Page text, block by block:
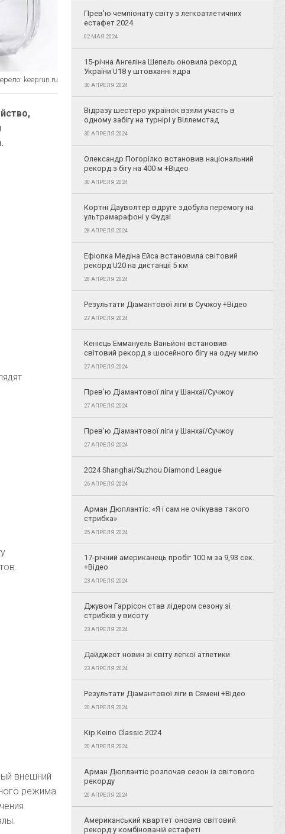
keeprun.ru
внешний
режима
Прев'ю чемпіонату світу з легкоатлетичних
естафет 2024
02 МАЯ 2024
15-річна Ангеліна Шепель оновила рекорд
України U18 у штовханні ядра
30 АПРЕЛЯ 2024
Відразу шестеро українок взяли участь в
одному забігу на турнірі у Віллемстад
30 АПРЕЛЯ 2024
Олександр Погорілко встановив національний
рекорд з бігу на 400 м +Відео
30 АПРЕЛЯ 2024
Кортні Дауволтер вдруге здобула перемогу на
ультрамарафоні у Фудзі
28 АПРЕЛЯ 2024
Ефіопка Медіна Ейса встановила світовий
рекорд U20 на дистанції 5 км
28 АПРЕЛЯ 2024
Результати Діамантової ліги в Сучжоу +Відео
27 АПРЕЛЯ 2024
Кенієць Еммануель Ваньйоні встановив
світовий рекорд з шосейного бігу на одну милю
27 АПРЕЛЯ 2024
Прев'ю Діамантової ліги у Шанхаї/Сучжоу
27 АПРЕЛЯ 2024
Прев'ю Діамантової ліги у Шанхаї/Сучжоу
27 АПРЕЛЯ 2024
2024 Shanghai/Suzhou Diamond League
26 АПРЕЛЯ 2024
Арман Дюплантіс: «Я і сам не очікував такого
стрибка»
25 АПРЕЛЯ 2024
17-річний американець пробіг 100 м за 9,93 сек.
+Відео
23 АПРЕЛЯ 2024
Джувон Гаррісон став лідером сезону зі
стрибків у висоту
23 АПРЕЛЯ 2024
Дайджест новин зі світу легкої атлетики
23 АПРЕЛЯ 2024
Результати Діамантової ліги в Сямені +Відео
20 АПРЕЛЯ 2024
Kip Keino Classic 2024
20 АПРЕЛЯ 2024
Арман Дюплантіс розпочав сезон із світового
рекорду
20 АПРЕЛЯ 2024
Американський квартет оновив світовий
рекорд у комбінованій естафеті